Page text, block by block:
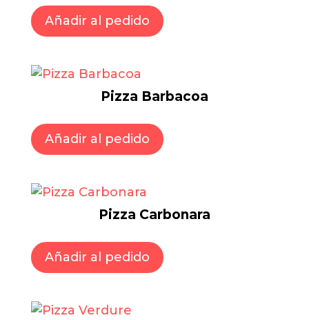
Añadir al pedido
Pizza Barbacoa
Añadir al pedido
Pizza Carbonara
Añadir al pedido